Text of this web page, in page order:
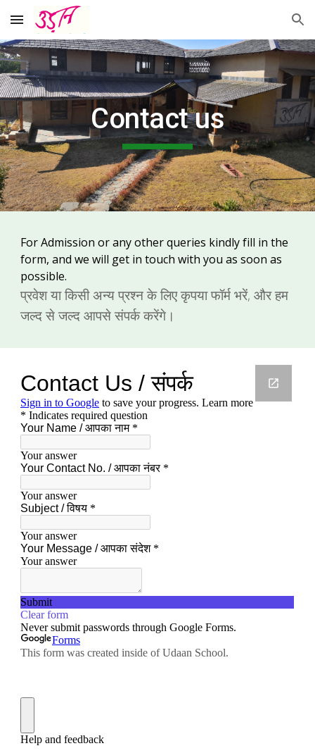
Skip to main content Skip to navigation
Contact us
For Admission or any other queries kindly fill in the
form, and we will get in touch with you as soon as
possible.
प्रवेश या किसी अन्य प्रश्न के लिए कृपया फॉर्म भरें, और हम
जल्द से जल्द आपसे संपर्क करेंगे।